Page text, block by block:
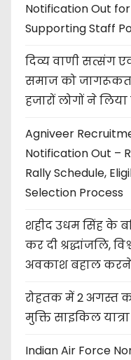
Notification Out
Supporting Staff
दिव्य वाणी सत्संग
समाज को
हजारों लोगों ने
Agniveer
Notification Out –
Rally Schedule,
Selection Process
शहीद उधम सिंह के
कर दी श्रद्धांजलि,
अवकाश बहाल करने
रोहतक में 2 अगस्त
मुक्ति साइकिल
Indian Air Force